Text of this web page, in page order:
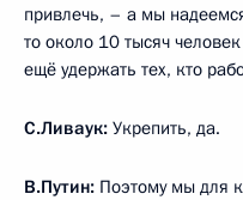
привлечь, – а мы
то около 10 тысяч
ещё удержать тех, кто
С.Ливаук: Укрепить, да.
В.Путин: Поэтому мы для